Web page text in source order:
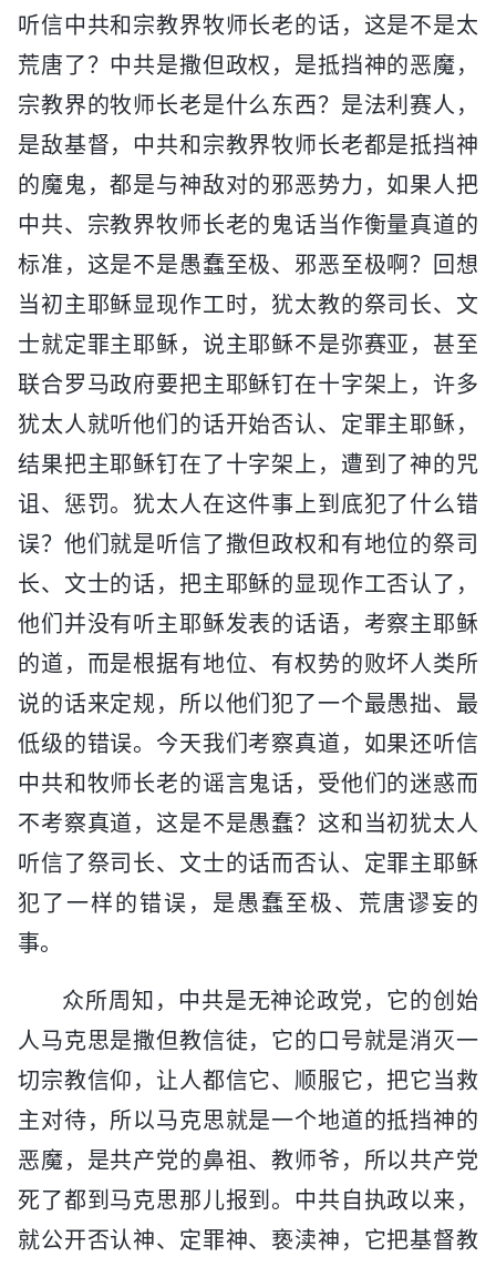
听信中共和宗教界牧师长老的话，这是不是太
荒唐了？中共是撒但政权，是抵挡神的恶魔，
宗教界的牧师长老是什么东西？是法利赛人，
是敌基督，中共和宗教界牧师长老都是抵挡神
的魔鬼，都是与神敌对的邪恶势力，如果人把
中共、宗教界牧师长老的鬼话当作衡量真道的
标准，这是不是愚蠢至极、邪恶至极啊？回想
当初主耶稣显现作工时，犹太教的祭司长、文
士就定罪主耶稣，说主耶稣不是弥赛亚，甚至
联合罗马政府要把主耶稣钉在十字架上，许多
犹太人就听他们的话开始否认、定罪主耶稣，
结果把主耶稣钉在了十字架上，遭到了神的咒
诅、惩罚。犹太人在这件事上到底犯了什么错
误？他们就是听信了撒但政权和有地位的祭司
长、文士的话，把主耶稣的显现作工否认了，
他们并没有听主耶稣发表的话语，考察主耶稣
的道，而是根据有地位、有权势的败坏人类所
说的话来定规，所以他们犯了一个最愚拙、最
低级的错误。今天我们考察真道，如果还听信
中共和牧师长老的谣言鬼话，受他们的迷惑而
不考察真道，这是不是愚蠢？这和当初犹太人
听信了祭司长、文士的话而否认、定罪主耶稣
犯了一样的错误，是愚蠢至极、荒唐谬妄的
事。
众所周知，中共是无神论政党，它的创始
人马克思是撒但教信徒，它的口号就是消灭一
切宗教信仰，让人都信它、顺服它，把它当救
主对待，所以马克思就是一个地道的抵挡神的
恶魔，是共产党的鼻祖、教师爷，所以共产党
死了都到马克思那儿报到。中共自执政以来，
就公开否认神、定罪神、亵渎神，它把基督教